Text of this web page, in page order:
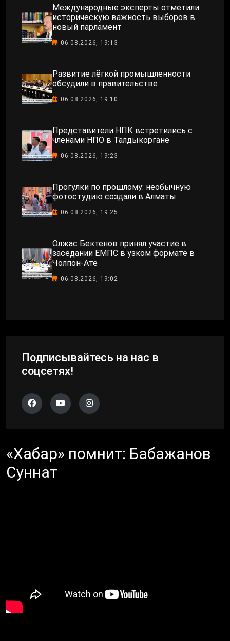
Международные эксперты отметили
историческую важность выборов в
новый парламент
06.08.2026, 19:13
Развитие лёгкой промышленности
обсудили в правительстве
06.08.2026, 19:10
Представители НПК встретились с
членами НПО в Талдыкоргане
06.08.2026, 19:23
Прогулки по прошлому: необычную
фотостудию создали в Алматы
06.08.2026, 19:25
Олжас Бектенов принял участие в
заседании ЕМПС в узком формате в
Чолпон-Ате
06.08.2026, 19:02
Подписывайтесь на нас в
соцсетях!
«Хабар» помнит: Бабажанов
Суннат